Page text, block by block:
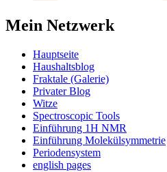
Mein Netzwerk
Hauptseite
Haushaltsblog
Fraktale (Galerie)
Privater Blog
Witze
Spectroscopic Tools
Einführung 1H NMR
Einführung Molekülsymmetrie
Periodensystem
english pages